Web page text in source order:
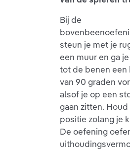
Bij de
steun je met je
een muur en ga
tot de benen een
van 90 graden
alsof je op een
gaan zitten. Houd
positie zolang je
De oefening